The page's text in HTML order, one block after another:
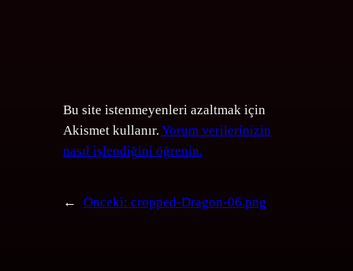
Bu site istenmeyenleri azaltmak için
Akismet kullanır. Yorum verilerinizin
nasıl işlendiğini öğrenin.
← Önceki: cropped-Dragon-06.png